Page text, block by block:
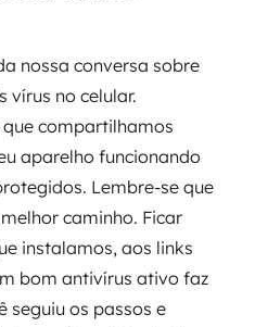
nossa conversa sobre
vírus no celular.
compartilhamos
aparelho funcionando
Lembre-se que
caminho. Ficar
instalamos, aos links
bom antivírus ativo faz
seguiu os passos e